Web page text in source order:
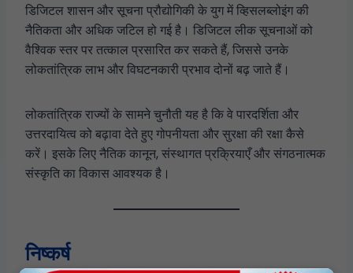
डिजिटल शासन और सूचना प्रौद्योगिकी के युग में व्हिसलब्लोइंग की
नैतिकता और अधिक जटिल हो गई है। डिजिटल लीक सूचनाओं को
वैश्विक स्तर पर तत्काल प्रसारित कर सकते हैं, जिससे उनके
लोकतांत्रिक लाभ और विघटनकारी प्रभाव दोनों बढ़ जाते हैं।
लोकतांत्रिक राज्यों के सामने चुनौती यह है कि वे पारदर्शिता और
उत्तरदायित्व को बढ़ावा देते हुए गोपनीयता और सुरक्षा की रक्षा कैसे
करें। इसके लिए नैतिक कानून, संस्थागत प्रक्रियाएँ और संगठनात्मक
संस्कृति का विकास आवश्यक है।
निष्कर्ष